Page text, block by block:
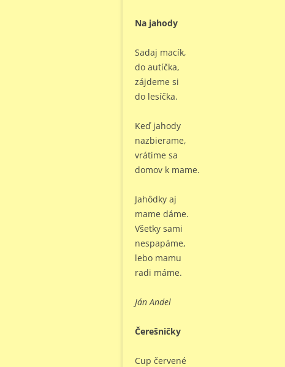
Na jahody
Sadaj macík,
do autíčka,
zájdeme si
do lesíčka.
Keď jahody
nazbierame,
vrátime sa
domov k mame.
Jahôdky aj
mame dáme.
Všetky sami
nespapáme,
lebo mamu
radi máme.
Ján Andel
Čerešničky
Cup červené